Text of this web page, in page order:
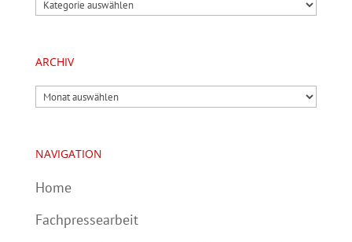
ARCHIV
Archiv
NAVIGATION
Home
Fachpressearbeit